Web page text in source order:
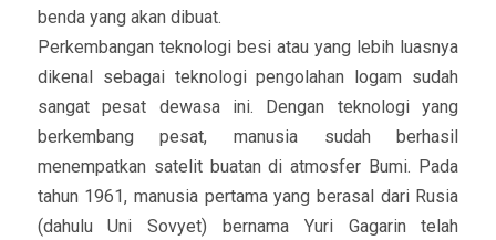
benda yang akan dibuat.
Perkembangan teknologi besi atau yang lebih luasnya
dikenal sebagai teknologi pengolahan logam sudah
sangat pesat dewasa ini. Dengan teknologi yang
berkembang pesat, manusia sudah berhasil
menempatkan satelit buatan di atmosfer Bumi. Pada
tahun 1961, manusia pertama yang berasal dari Rusia
(dahulu Uni Sovyet) bernama Yuri Gagarin telah